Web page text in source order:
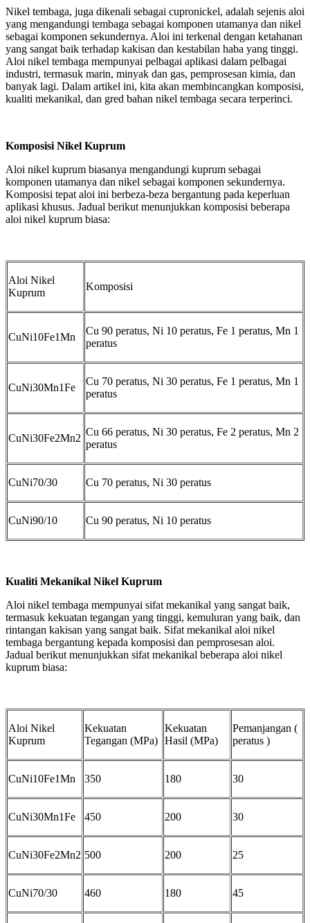
Nikel tembaga, juga dikenali sebagai cupronickel, adalah sejenis aloi
yang mengandungi tembaga sebagai komponen utamanya dan nikel
sebagai komponen sekundernya. Aloi ini terkenal dengan ketahanan
yang sangat baik terhadap kakisan dan kestabilan haba yang tinggi.
Aloi nikel tembaga mempunyai pelbagai aplikasi dalam pelbagai
industri, termasuk marin, minyak dan gas, pemprosesan kimia, dan
banyak lagi. Dalam artikel ini, kita akan membincangkan komposisi,
kualiti mekanikal, dan gred bahan nikel tembaga secara terperinci.
Komposisi Nikel Kuprum
Aloi nikel kuprum biasanya mengandungi kuprum sebagai
komponen utamanya dan nikel sebagai komponen sekundernya.
Komposisi tepat aloi ini berbeza-beza bergantung pada keperluan
aplikasi khusus. Jadual berikut menunjukkan komposisi beberapa
aloi nikel kuprum biasa:
Aloi Nikel
Kuprum
Komposisi
CuNi10Fe1Mn
Cu 90 peratus, Ni 10 peratus, Fe 1 peratus, Mn 1
peratus
CuNi30Mn1Fe
Cu 70 peratus, Ni 30 peratus, Fe 1 peratus, Mn 1
peratus
CuNi30Fe2Mn2
Cu 66 peratus, Ni 30 peratus, Fe 2 peratus, Mn 2
peratus
CuNi70/30 Cu 70 peratus, Ni 30 peratus
CuNi90/10 Cu 90 peratus, Ni 10 peratus
Kualiti Mekanikal Nikel Kuprum
Aloi nikel tembaga mempunyai sifat mekanikal yang sangat baik,
termasuk kekuatan tegangan yang tinggi, kemuluran yang baik, dan
rintangan kakisan yang sangat baik. Sifat mekanikal aloi nikel
tembaga bergantung kepada komposisi dan pemprosesan aloi.
Jadual berikut menunjukkan sifat mekanikal beberapa aloi nikel
kuprum biasa:
Aloi Nikel
Kuprum
Kekuatan
Tegangan (MPa)
Kekuatan
Hasil (MPa)
Pemanjangan (
peratus )
CuNi10Fe1Mn 350 180 30
CuNi30Mn1Fe 450 200 30
CuNi30Fe2Mn2 500 200 25
CuNi70/30 460 180 45